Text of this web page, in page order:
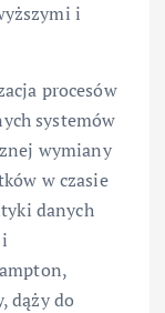
i
procesów
systemów
wymiany
w czasie
danych
dąży do